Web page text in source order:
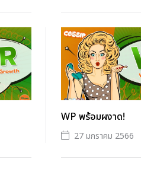
WP พร้อมผงาด!
27 มกราคม 2566